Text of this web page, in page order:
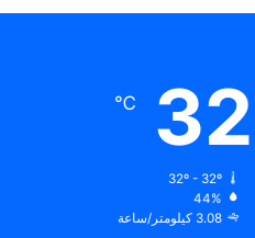
32
℃
32º - 32º
44%
3.08 كيلومتر/ساعة